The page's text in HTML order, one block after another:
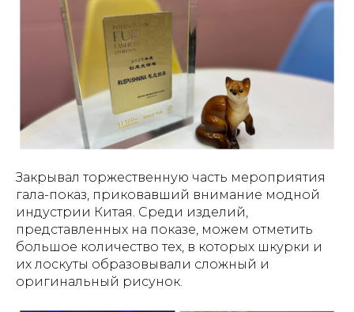
Закрывал торжественную часть мероприятия
гала-показ, приковавший внимание модной
индустрии Китая. Среди изделий,
представленных на показе, можем отметить
большое количество тех, в которых шкурки и
их лоскуты образовывали сложный и
оригинальный рисунок.